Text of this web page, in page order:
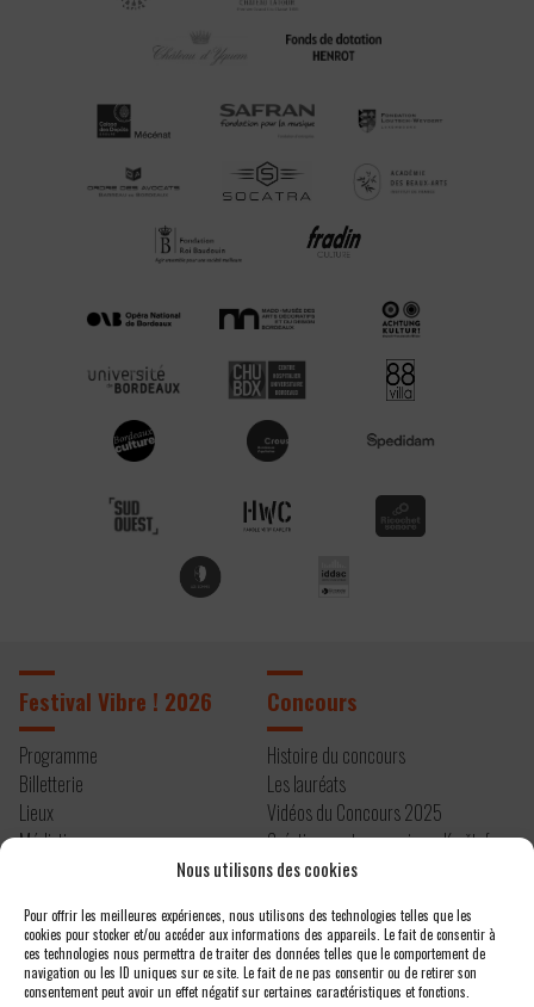
Nous utilisons des cookies
Pour offrir les meilleures expériences, nous utilisons des technologies telles que les
cookies pour stocker et/ou accéder aux informations des appareils. Le fait de consentir à
ces technologies nous permettra de traiter des données telles que le comportement de
navigation ou les ID uniques sur ce site. Le fait de ne pas consentir ou de retirer son
consentement peut avoir un effet négatif sur certaines caractéristiques et fonctions.
Festival Vibre ! 2026
Programme
Billetterie
Lieux
Médiation
Concours
Histoire du concours
Les lauréats
Vidéos du Concours 2025
Création contemporaine – Kryštof
Mařatka
À propos Contact